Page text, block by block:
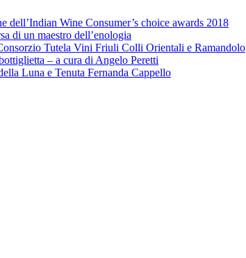
dell’Indian Wine Consumer’s choice awards 2018
di un maestro dell’enologia
Tutela Vini Friuli Colli Orientali e Ramandolo
– a cura di Angelo Peretti
Luna e Tenuta Fernanda Cappello